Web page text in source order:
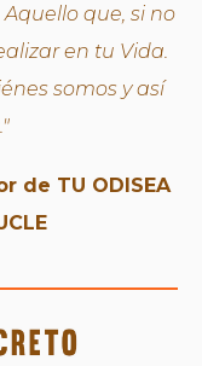
que, si no
en tu Vida.
somos y así
de TU ODISEA